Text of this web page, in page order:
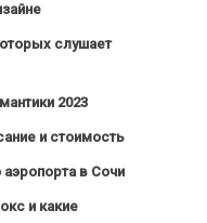
слушает
2023
и стоимость
в Сочи
и какие